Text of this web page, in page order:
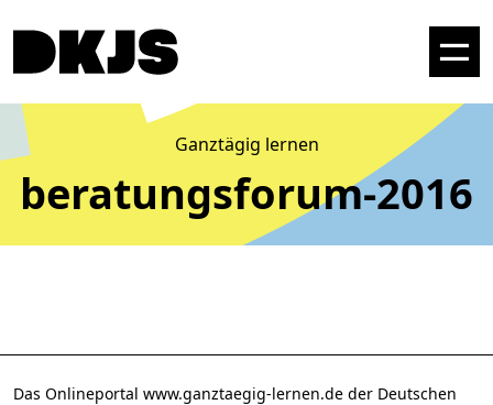
Ganztägig lernen
beratungsforum-2016
Das Onlineportal www.ganztaegig-lernen.de der Deutschen